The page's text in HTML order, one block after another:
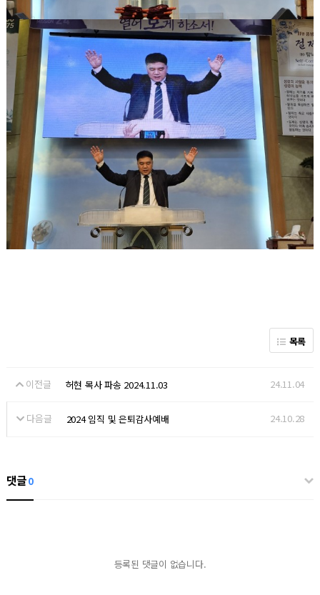
목록
이전글 허현 목사 파송 2024.11.03 24.11.04
다음글 2024 임직 및 은퇴감사예배 24.10.28
댓글0
등록된 댓글이 없습니다.